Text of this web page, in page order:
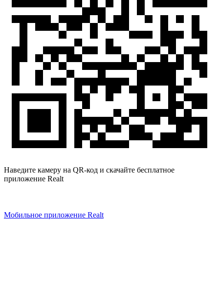
Наведите камеру на QR-код и скачайте бесплатное
приложение Realt
Мобильное приложение Realt